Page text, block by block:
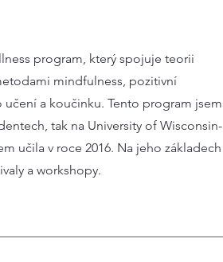
program, který spojuje teorii
mindfulness, pozitivní
a koučinku. Tento program jsem
tak na University of Wisconsin-
učila v roce 2016. Na jeho základech
a workshopy.